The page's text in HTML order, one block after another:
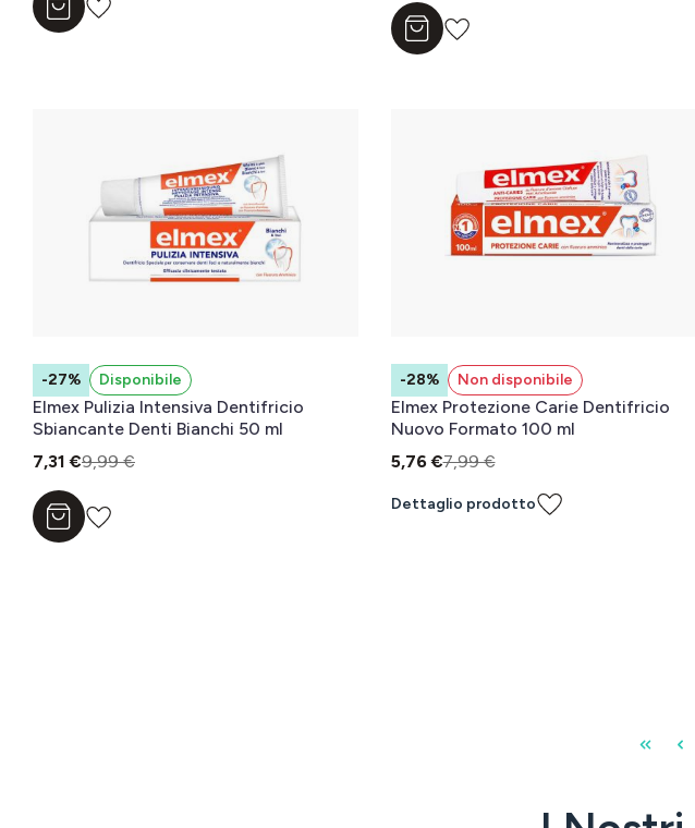
Aggiungi al carrello
Aggiungi al carrello
-27% Disponibile
Elmex Pulizia Intensiva Dentifricio
Sbiancante Denti Bianchi 50 ml
7,31 €9,99 €
Aggiungi al carrello
-28% Non disponibile
Elmex Protezione Carie Dentifricio
Nuovo Formato 100 ml
5,76 €7,99 €
Dettaglio prodotto